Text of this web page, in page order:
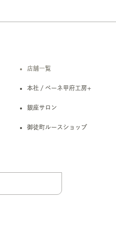
店舗一覧
本社 / ベーネ甲府工房+
銀座サロン
御徒町ルースショップ